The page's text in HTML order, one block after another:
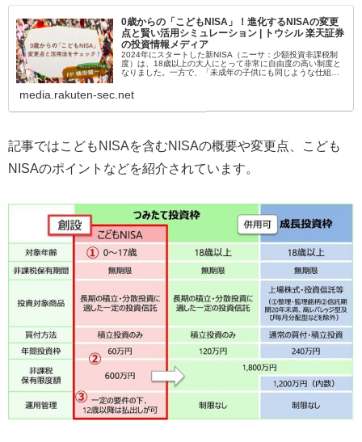
0歳からの「こどもNISA」！進化するNISAの変更
点と賢い活用シミュレーション | トウシル 楽天証券
の投資情報メディア
2024年にスタートした新NISA（ニーサ：少額投資非課税制
度）は、18歳以上の大人にとって非常に自由度の高い制度と
なりました。一方で、「未成年の子供にも同じような仕組み
た。 こうし…
media.rakuten-sec.net
記事ではこどもNISAを含むNISAの概要や変更点、こども
NISAのポイントなどを紹介されています。